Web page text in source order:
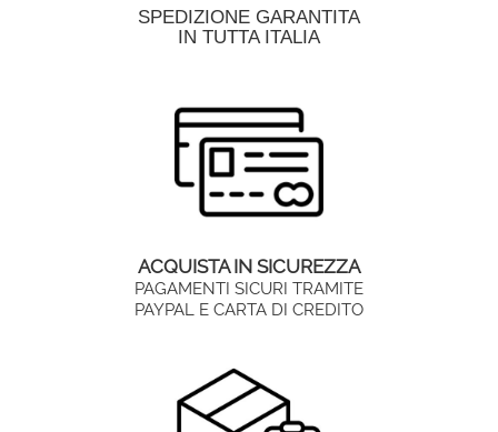
SPEDIZIONE GARANTITA
IN TUTTA ITALIA
ACQUISTA IN SICUREZZA
PAGAMENTI SICURI TRAMITE
PAYPAL E CARTA DI CREDITO